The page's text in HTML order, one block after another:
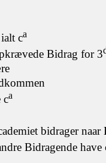
ca
Bidrag for 3
ca
bidrager
Bidragende